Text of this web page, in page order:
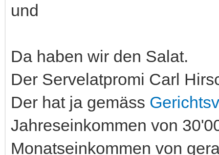
und
Da haben wir den Salat.
Der Servelatpromi Carl
Der hat ja gemäss
Jahreseinkommen von
Monatseinkommen von